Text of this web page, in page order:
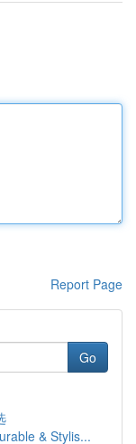
Report Page
Go
& Stylis...